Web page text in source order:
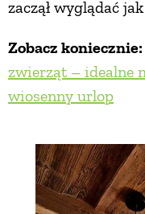
zaczął wyglądać
Zobacz koniecznie:
zwierząt – idealne
wiosenny urlop